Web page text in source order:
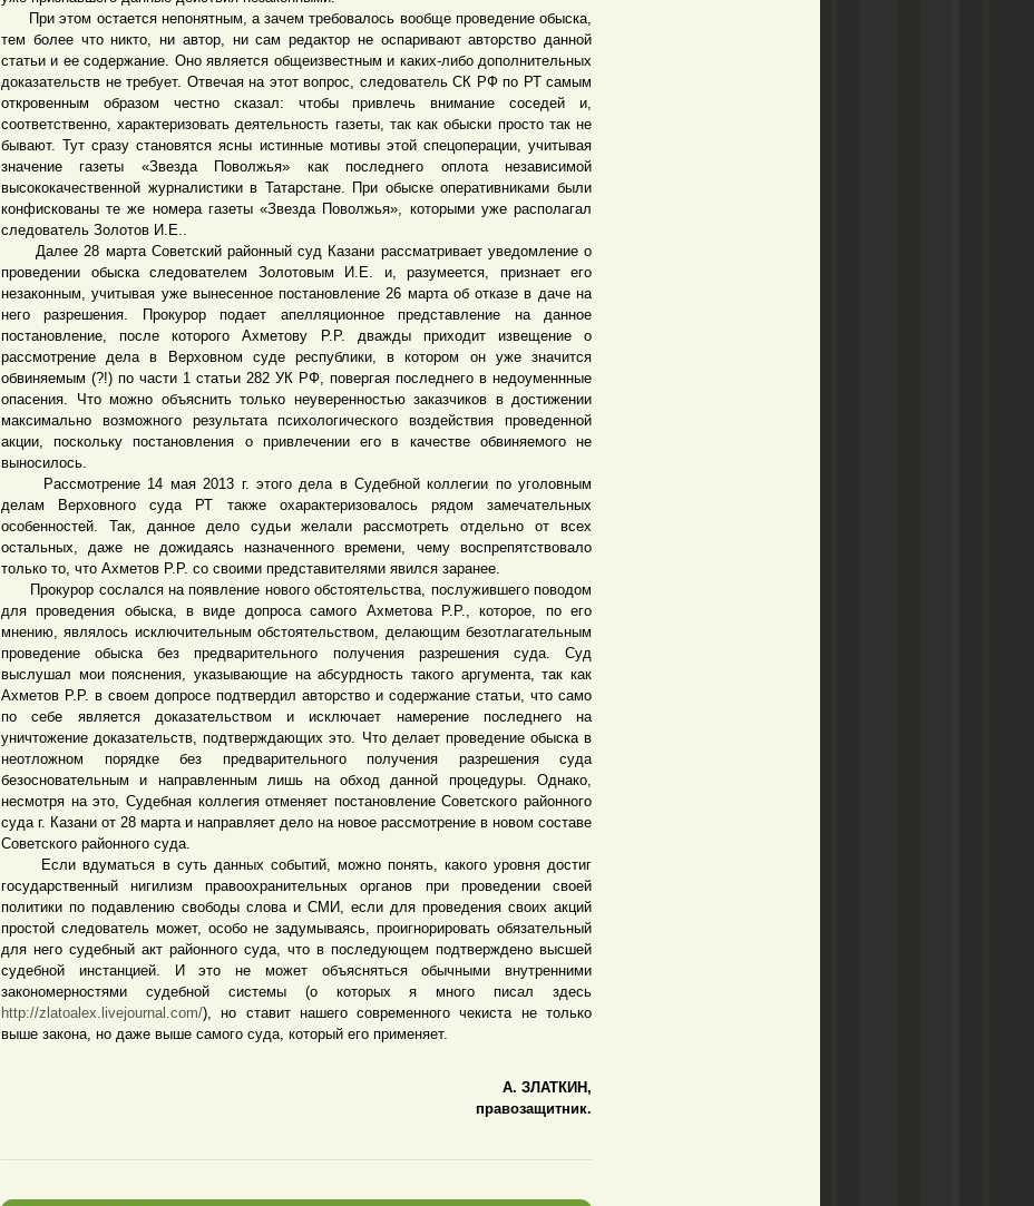
При этом остается непонятным, а зачем требовалось вообще проведение обыска,
тем более что никто, ни автор, ни сам редактор не оспаривают авторство данной
статьи и ее содержание. Оно является общеизвестным и каких-либо дополнительных
доказательств не требует. Отвечая на этот вопрос, следователь СК РФ по РТ самым
откровенным образом честно сказал: чтобы привлечь внимание соседей и,
соответственно, характеризовать деятельность газеты, так как обыски просто так не
бывают. Тут сразу становятся ясны истинные мотивы этой спецоперации, учитывая
значение газеты «Звезда Поволжья» как последнего оплота независимой
высококачественной журналистики в Татарстане. При обыске оперативниками были
конфискованы те же номера газеты «Звезда Поволжья», которыми уже располагал
следователь Золотов И.Е..
Далее 28 марта Советский районный суд Казани рассматривает уведомление о
проведении обыска следователем Золотовым И.Е. и, разумеется, признает его
незаконным, учитывая уже вынесенное постановление 26 марта об отказе в даче на
него разрешения. Прокурор подает апелляционное представление на данное
постановление, после которого Ахметову Р.Р. дважды приходит извещение о
рассмотрение дела в Верховном суде республики, в котором он уже значится
обвиняемым (?!) по части 1 статьи 282 УК РФ, повергая последнего в недоуменнные
опасения. Что можно объяснить только неуверенностью заказчиков в достижении
максимально возможного результата психологического воздействия проведенной
акции, поскольку постановления о привлечении его в качестве обвиняемого не
выносилось.
Рассмотрение 14 мая 2013 г. этого дела в Судебной коллегии по уголовным
делам Верховного суда РТ также охарактеризовалось рядом замечательных
особенностей. Так, данное дело судьи желали рассмотреть отдельно от всех
остальных, даже не дожидаясь назначенного времени, чему воспрепятствовало
только то, что Ахметов Р.Р. со своими представителями явился заранее.
Прокурор сослался на появление нового обстоятельства, послужившего поводом
для проведения обыска, в виде допроса самого Ахметова Р.Р., которое, по его
мнению, являлось исключительным обстоятельством, делающим безотлагательным
проведение обыска без предварительного получения разрешения суда. Суд
выслушал мои пояснения, указывающие на абсурдность такого аргумента, так как
Ахметов Р.Р. в своем допросе подтвердил авторство и содержание статьи, что само
по себе является доказательством и исключает намерение последнего на
уничтожение доказательств, подтверждающих это. Что делает проведение обыска в
неотложном порядке без предварительного получения разрешения суда
безосновательным и направленным лишь на обход данной процедуры. Однако,
несмотря на это, Судебная коллегия отменяет постановление Советского районного
суда г. Казани от 28 марта и направляет дело на новое рассмотрение в новом составе
Советского районного суда.
Если вдуматься в суть данных событий, можно понять, какого уровня достиг
государственный нигилизм правоохранительных органов при проведении своей
политики по подавлению свободы слова и СМИ, если для проведения своих акций
простой следователь может, особо не задумываясь, проигнорировать обязательный
для него судебный акт районного суда, что в последующем подтверждено высшей
судебной инстанцией. И это не может объясняться обычными внутренними
закономерностями судебной системы (о которых я много писал здесь
http://zlatoalex.livejournal.com/), но ставит нашего современного чекиста не только
выше закона, но даже выше самого суда, который его применяет.
А. ЗЛАТКИН,
правозащитник.